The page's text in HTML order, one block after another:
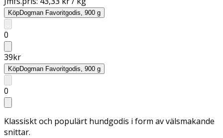
KöpDogman Favoritgodis, 900 g
0
39kr
KöpDogman Favoritgodis, 900 g
0
Klassiskt och populärt hundgodis i form av välsmakande
snittar.